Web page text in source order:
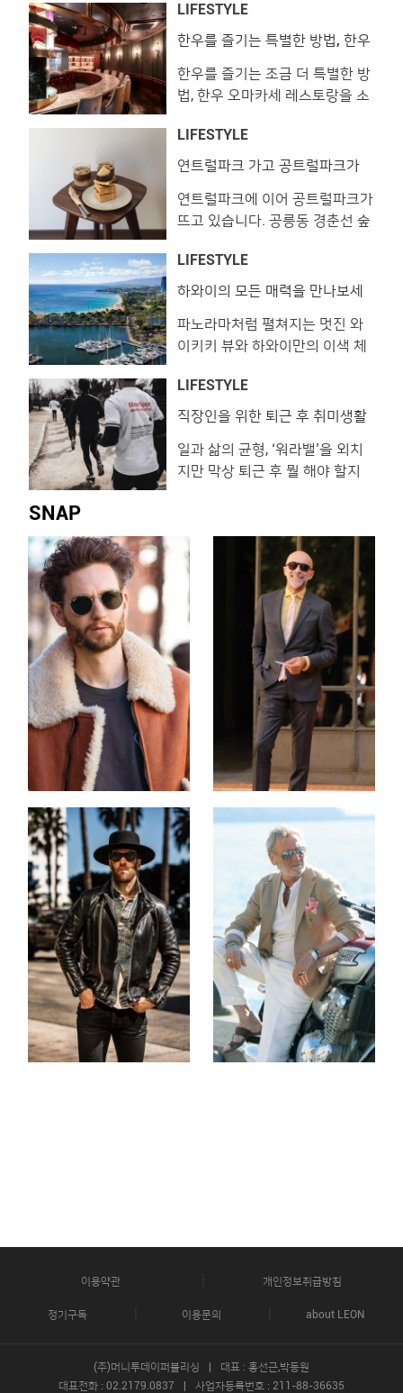
행복으로 아로새기고 싶다면 하
와이안항공이 정답입니다. 개별
장착한 LCD 모니터를 통해 최신
영화, TV 프로그램 등을 시청할
�
맞춰 이번 달엔 슈트를 더욱 재미
있게 즐기는 방법을 준비했습니
다면 준비 완료! 슈트를 제대로
즐겨봅시다. IDEA 1 │ SPORTY
생겼습니다 차분한 성격의 친구
는 잠시 잊어주세요. 보기만 해도
친구가 필요한 시기입니다. 눈이
알알할 정도로 독보적인 색감과
스포
LIFESTYLE
한우를 즐기는 특별한 방법, 한우
한우를 즐기는 조금 더 특별한 방
법, 한우 오마카세 레스토랑을 소
선을 압도하거나 한우와 위스키
를 페어링하는 등 저마다의 장기
View this post on Instagram ⭐️
부로일 ⭐️ 몰트위스키와 와인, 내
끝판왕‼️ 부로일에서 느껴보세요
💕 #부로일 #BROIL #부로일압
집 #압구정맛집 #압구정로데오
#압구정로데
LIFESTYLE
연트럴파크 가고 공트럴파크가
연트럴파크에 이어 공트럴파크가
뜨고 있습니다. 공릉동 경춘선 숲
개성 강한 숍들이 들어서고 있는
것인데요. 아직은 나만 알고 싶은
와 마실거리를 소개합니다. 알러
이 View this post on Instagram
소스라이스누들 #쉬림프머니백
덤블림스 #알러이 #공릉동 A
(@yooomiiing) on Nov 22,
2018 at 7:37pm PST 오랜 시간
LIFESTYLE
하와이의 모든 매력을 만나보세
파노라마처럼 펼쳐지는 멋진 와
이키키 뷰와 하와이만의 이색 체
프린스 와이키키. 이곳에서 보내
는 시간은 평소 쉽게 접할 수 없
는 기회를 선사합니다. 프린스 와
이키키에서 바라다보이는 알라와
린스 와이키키 새하얀 백사장과
에메랄드빛 태평양, 장엄한 푸른
절벽 등 바라보기만 해도 절로 감
탄하게 되는 하와이 �
LIFESTYLE
직장인을 위한 퇴근 후 취미생활
일과 삶의 균형, ‘워라밸’을 외치
지만 막상 퇴근 후 뭘 해야 할지
내 마음대로! 부담 없이 취미 생
활을 시작해보세요. 1. 남의집 프
로젝트 @naamezip 남의 집 거
실에서 취향을 나누는 ‘남의집 프
로젝트’입니다. 뚜렷한 취향을 가
진 집주인의 거실에 방문해 공통
된 주제로 교감하며 시간을 보내
는 것인데요. 고품격 오디오 장비
로 채워진 호스트의 거실에서 음
악을 감상하기도 �
SNAP
이용약관 개인정보취급방침
정기구독 이용문의 about LEON
(주)머니투데이퍼블리싱
대표 : 홍선근,박동원
대표전화 : 02.2179.0837 사업자등록번호 : 211 -88-36635